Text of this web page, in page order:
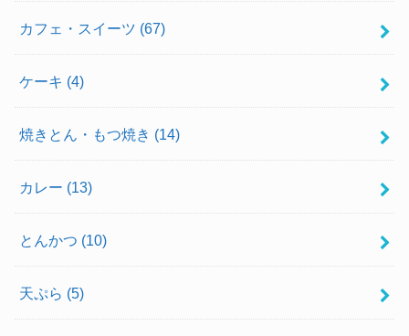
カフェ・スイーツ (67)
ケーキ (4)
焼きとん・もつ焼き (14)
カレー (13)
とんかつ (10)
天ぷら (5)